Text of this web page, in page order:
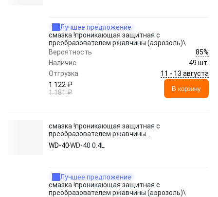
Лучшее предложение
смазка !проникающая защитная с
преобразователем ржавчины (аэрозоль)\
Вероятность
85%
Наличие
49 шт.
Отгрузка
11 - 13 августа
1 122 ₽
1 181 ₽
В корзину
смазка !проникающая защитная с
преобразователем ржавчины
(аэрозоль)\
WD-40WD-40 0.4L
Лучшее предложение
смазка !проникающая защитная с
преобразователем ржавчины (аэрозоль)\